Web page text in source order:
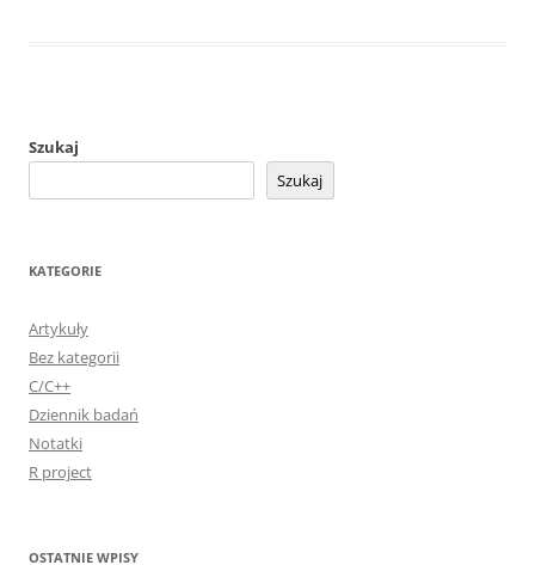
Szukaj
Szukaj
KATEGORIE
Artykuły
Bez kategorii
C/C++
Dziennik badań
Notatki
R project
OSTATNIE WPISY